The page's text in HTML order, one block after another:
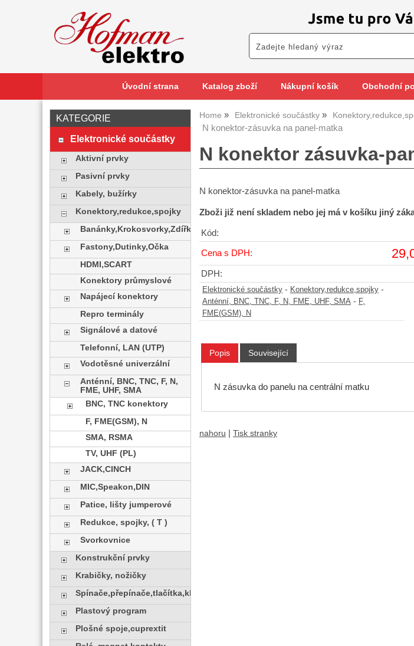
Úvodní strana Katalog zboží Nákupní košík Obchodní
Home Elektronické součástky
N konektor-zásuvka na panel-matka
N konektor zásuvka-
N konektor-zásuvka na panel-matka
Zboži již není skladem nebo jej má v košíku jiný
Kód:
Cena s DPH:
DPH:
Elektronické součástky - Konektory,redukce,spojky -
Anténní, BNC, TNC, F, N, FME, UHF, SMA - F,
FME(GSM), N
Popis Související
N zásuvka do panelu na centrální matku
nahoru Tisk stranky
KATEGORIE
Elektronické součástky
Aktivní prvky
Pasivní prvky
Kabely, bužírky
Konektory,redukce,spojky
Banánky,Krokosvorky,Zdířky
Fastony,Dutinky,Očka
HDMI,SCART
Konektory průmyslové
Napájecí konektory
Repro terminály
Signálové a datové
Telefonní, LAN (UTP)
Vodotěsné univerzální
Anténní, BNC, TNC, F, N,
FME, UHF, SMA
BNC, TNC konektory
F, FME(GSM), N
SMA, RSMA
TV, UHF (PL)
JACK,CINCH
MIC,Speakon,DIN
Patice, lišty jumperové
Redukce, spojky, ( T )
Svorkovnice
Konstrukční prvky
Krabičky, nožičky
Spínače,přepínače,tlačítka,klávesy
Plastový program
Plošné spoje,cuprextit